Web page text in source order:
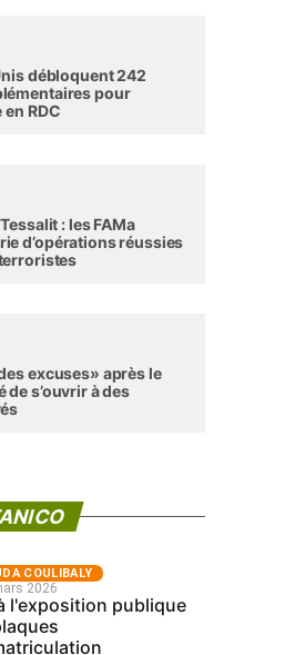
débloquent 242
pour
RDC
: les FAMa
d’opérations réussies
excuses» après le
s’ouvrir à des
COULIBALY
2026
l'exposition publique